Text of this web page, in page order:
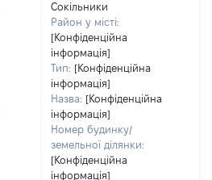
Сокільники
Район у місті:
[Конфіденційна
інформація]
Тип: [Конфіденційна
інформація]
Назва: [Конфіденційна
інформація]
Номер будинку/
земельної ділянки:
[Конфіденційна
інформація]